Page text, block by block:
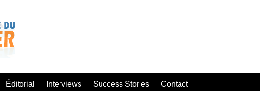
Éditorial Interviews Success Stories Contact